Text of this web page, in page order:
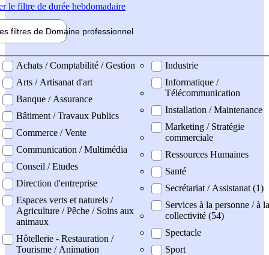
le filtre de durée hebdomadaire
filtres de Domaine professionnel
professionel
Achats / Comptabilité / Gestion
Arts / Artisanat d'art
Banque / Assurance
Bâtiment / Travaux Publics
Commerce / Vente
Communication / Multimédia
Conseil / Etudes
Direction d'entreprise
Espaces verts et naturels /
Agriculture / Pêche / Soins aux
animaux
Hôtellerie - Restauration /
Tourisme / Animation
Industrie
Informatique /
Télécommunication
Installation / Maintenance
Marketing / Stratégie
commerciale
Ressources Humaines
Santé
Secrétariat / Assistanat (1)
Services à la personne / à la
collectivité (54)
Spectacle
Sport